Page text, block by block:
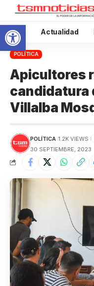
Abrir barra de
Inicio Actualidad
POLÍTICA
Apicultores
candidatura
Villalba
POLÍTICA 1.2K VIEWS
30 SEPTIEMBRE, 2023